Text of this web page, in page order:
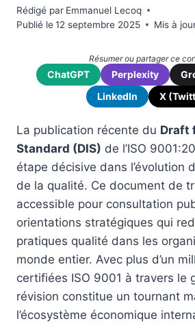
Rédigé par Emmanuel Lecoq
Publié le12 septembre 2025 Mis à
Résumer ou partager ce
ChatGPT Perplexity
LinkedIn
X
La publication récente du Draft
Standard (DIS) de l’ISO
étape décisive dans l’évolution
de la qualité. Ce document de
accessible pour consultation
orientations stratégiques qui
pratiques qualité dans les
monde entier. Avec plus d’un
certifiées ISO 9001 à travers le
révision constitue un tournant
l’écosystème économique